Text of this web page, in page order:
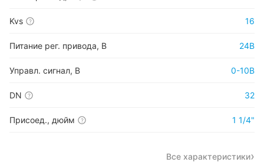
Kvs ? 16
Питание рег. привода, В 24В
Управл. сигнал, В 0-10В
DN ? 32
Присоед., дюйм ? 1 1/4"
Все характеристики